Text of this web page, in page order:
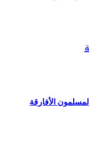
الأفارقة